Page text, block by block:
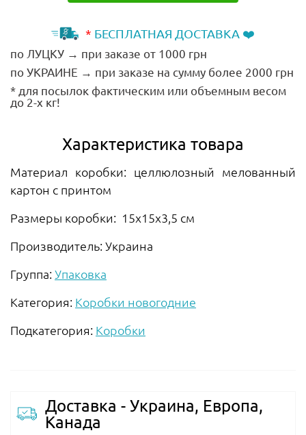
* БЕСПЛАТНАЯ ДОСТАВКА ❤️
по ЛУЦКУ → при заказе от 1000 грн
по УКРАИНЕ → при заказе на сумму более 2000 грн
* для посылок фактическим или объемным весом
до 2-х кг!
Характеристика товара
Материал коробки: целлюлозный мелованный
картон с принтом
Размеры коробки: 15х15х3,5 см
Производитель: Украина
Группа: Упаковка
Категория: Коробки новогодние
Подкатегория: Коробки
Доставка - Украина, Европа,
Канада